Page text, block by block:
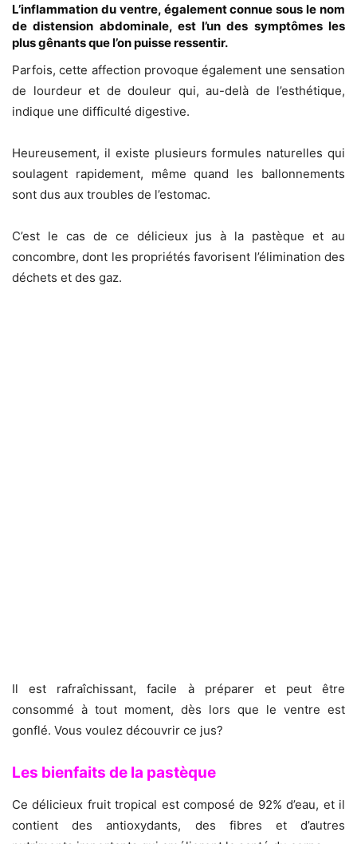
L’inflammation du ventre, également connue sous le nom
de distension abdominale, est l’un des symptômes les
plus gênants que l’on puisse ressentir.
Parfois, cette affection provoque également une sensation
de lourdeur et de douleur qui, au-delà de l’esthétique,
indique une difficulté digestive.
Heureusement, il existe plusieurs formules naturelles qui
soulagent rapidement, même quand les ballonnements
sont dus aux troubles de l’estomac.
C’est le cas de ce délicieux jus à la pastèque et au
concombre, dont les propriétés favorisent l’élimination des
déchets et des gaz.
Il est rafraîchissant, facile à préparer et peut être
consommé à tout moment, dès lors que le ventre est
gonflé. Vous voulez découvrir ce jus?
Les bienfaits de la pastèque
Ce délicieux fruit tropical est composé de 92% d’eau, et il
contient des antioxydants, des fibres et d’autres